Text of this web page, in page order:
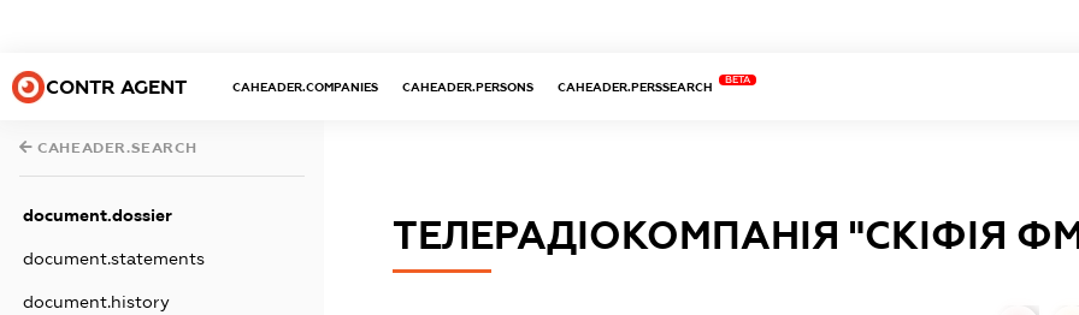
CONTR AGENT CAHEADER.COMPANIES CAHEADER.PERSONS CAHEADER.PERSSEARCH
BETA
CAHEADER.SEARCH
document.dossier
document.statements
document.history
ТЕЛЕРАДІОКОМПАНІЯ "СКІФІЯ